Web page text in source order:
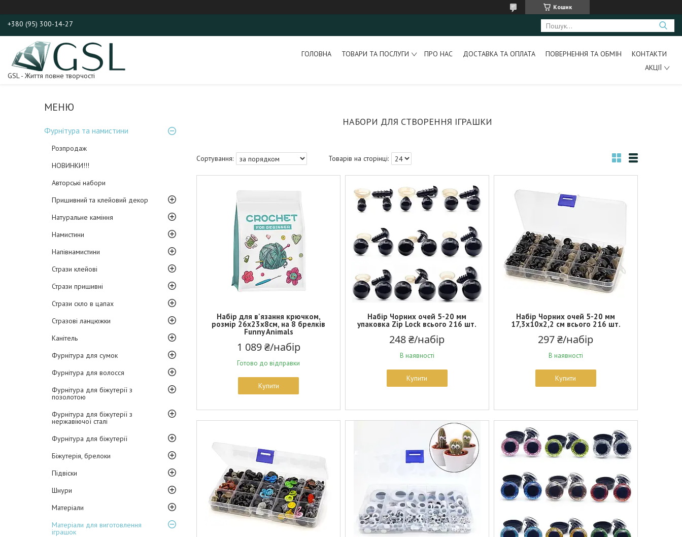
Кошик
+380 (95) 300-14-27
GSL - Життя повне творчості
ГОЛОВНА ТОВАРИ ТА ПОСЛУГИ ПРО НАС ДОСТАВКА ТА ОПЛАТА ПОВЕРНЕННЯ ТА ОБМІН
КОНТАКТИ
АКЦІЇ
Фурнітура та намистини
Розпродаж
НОВИНКИ!!!
Авторські набори
Пришивний та клейовий декор
Натуральне каміння
Намистини
Напівнамистини
Стрази клейові
Стрази пришивні
Стрази скло в цапах
Стразові ланцюжки
Канітель
Фурнітура для сумок
Фурнітура для волосся
Фурнітура для біжутерії з
позолотою
Фурнітура для біжутерії з
нержавіючої сталі
Фурнітура для біжутерії
Біжутерія, брелоки
Підвіски
Шнури
Матеріали
Матеріали для виготовлення
іграшок
НАБОРИ ДЛЯ СТВОРЕННЯ ІГРАШКИ
Набір для в'язання крючком,
розмір 26х23х8см, на 8 брелків
Funny Animals
1 089 ₴/набір
Готово до відправки
Купити
Набір Чорних очей 5-20 мм
упаковка Zip Lock всього 216 шт.
248 ₴/набір
В наявності
Купити
Набір Чорних очей 5-20 мм
17,3х10х2,2 см всього 216 шт.
297 ₴/набір
В наявності
Купити